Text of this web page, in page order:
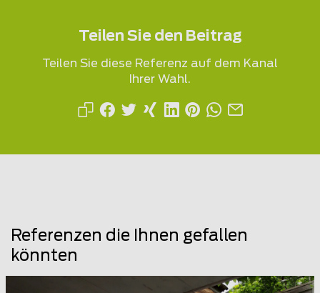
Teilen Sie den Beitrag
Teilen Sie diese Referenz auf dem Kanal
Ihrer Wahl.
Referenzen die Ihnen gefallen
könnten